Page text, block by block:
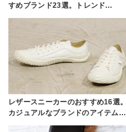
すめブランド23選。トレンド…
レザースニーカーのおすすめ16選。
カジュアルなブランドのアイテム…